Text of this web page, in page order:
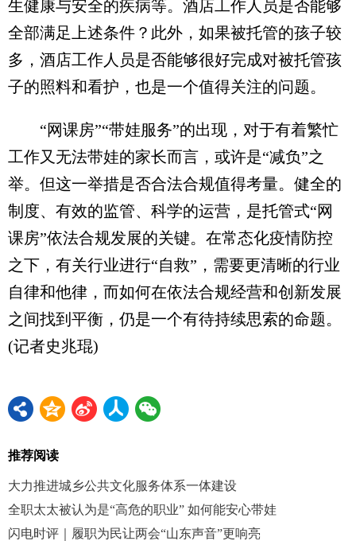
生健康与安全的疾病等。酒店工作人员是否能够
全部满足上述条件？此外，如果被托管的孩子较
多，酒店工作人员是否能够很好完成对被托管孩
子的照料和看护，也是一个值得关注的问题。
“网课房”“带娃服务”的出现，对于有着繁忙
工作又无法带娃的家长而言，或许是“减负”之
举。但这一举措是否合法合规值得考量。健全的
制度、有效的监管、科学的运营，是托管式“网
课房”依法合规发展的关键。在常态化疫情防控
之下，有关行业进行“自救”，需要更清晰的行业
自律和他律，而如何在依法合规经营和创新发展
之间找到平衡，仍是一个有待持续思索的命题。
(记者史兆琨)
推荐阅读
大力推进城乡公共文化服务体系一体建设
全职太太被认为是“高危的职业” 如何能安心带娃
闪电时评｜履职为民让两会“山东声音”更响亮